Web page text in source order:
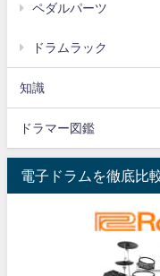
ペダルパーツ
ドラムラック
知識
ドラマー図鑑
電子ドラムを徹底比